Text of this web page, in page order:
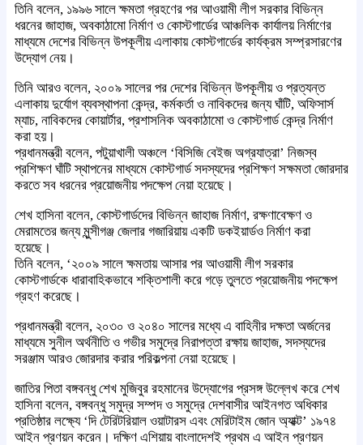
তিনি বলেন, ১৯৯৬ সালে ক্ষমতা গ্রহণের পর আওয়ামী লীগ সরকার বিভিন্ন
ধরনের জাহাজ, অবকাঠামো নির্মাণ ও কোস্টগার্ডের আঞ্চলিক কার্যালয় নির্মাণের
মাধ্যমে দেশের বিভিন্ন উপকূলীয় এলাকায় কোস্টগার্ডের কার্যক্রম সম্প্রসারণের
উদ্যোগ নেয়।
তিনি আরও বলেন, ২০০৯ সালের পর দেশের বিভিন্ন উপকূলীয় ও প্রত্যন্ত
এলাকায় দুর্যোগ ব্যবস্থাপনা কেন্দ্র, কর্মকর্তা ও নাবিকদের জন্য ঘাঁটি, অফিসার্স
ম্যাচ, নাবিকদের কোয়ার্টার, প্রশাসনিক অবকাঠামো ও কোস্টগার্ড কেন্দ্র নির্মাণ
করা হয়।
প্রধানমন্ত্রী বলেন, পটুয়াখালী অঞ্চলে ‘বিসিজি বেইজ অগ্রযাত্রা’ নিজস্ব
প্রশিক্ষণ ঘাঁটি স্থাপনের মাধ্যমে কোস্টগার্ড সদস্যদের প্রশিক্ষণ সক্ষমতা জোরদার
করতে সব ধরনের প্রয়োজনীয় পদক্ষেপ নেয়া হয়েছে।
শেখ হাসিনা বলেন, কোস্টগার্ডদের বিভিন্ন জাহাজ নির্মাণ, রক্ষণাবেক্ষণ ও
মেরামতের জন্য মুন্সীগঞ্জ জেলার গজারিয়ায় একটি ডকইয়ার্ডও নির্মাণ করা
হয়েছে।
তিনি বলেন, ‘২০০৯ সালে ক্ষমতায় আসার পর আওয়ামী লীগ সরকার
কোস্টগার্ডকে ধারাবাহিকভাবে শক্তিশালী করে গড়ে তুলতে প্রয়োজনীয় পদক্ষেপ
গ্রহণ করেছে।
প্রধানমন্ত্রী বলেন, ২০৩০ ও ২০৪০ সালের মধ্যে এ বাহিনীর দক্ষতা অর্জনের
মাধ্যমে সুনীল অর্থনীতি ও গভীর সমুদ্রে নিরাপত্তা রক্ষায় জাহাজ, সদস্যদের
সরঞ্জাম আরও জোরদার করার পরিকল্পনা নেয়া হয়েছে।
জাতির পিতা বঙ্গবন্ধু শেখ মুজিবুর রহমানের উদ্যোগের প্রসঙ্গ উল্লেখ করে শেখ
হাসিনা বলেন, বঙ্গবন্ধু সমুদ্র সম্পদ ও সমুদ্রে দেশবাসীর আইনগত অধিকার
প্রতিষ্ঠার লক্ষ্যে ‘দি টেরিটরিয়াল ওয়াটারস এবং মেরিটাইম জোন অ্যাক্ট’ ১৯৭৪
আইন প্রণয়ন করেন। দক্ষিণ এশিয়ায় বাংলাদেশই প্রথম এ আইন প্রণয়ন